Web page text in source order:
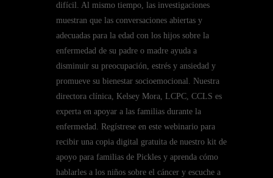
difícil. Al mismo tiempo, las investigaciones
muestran que las conversaciones abiertas y
adecuadas para la edad con los hijos sobre la
enfermedad de su padre o madre ayuda a
disminuir su preocupación, estrés y ansiedad y
promueve su bienestar socioemocional. Nuestra
directora clínica, Kelsey Mora, LCPC, CCLS es
experta en apoyar a las familias durante la
enfermedad. Regístrese en este webinario para
recibir una copia digital gratuita de nuestro kit de
apoyo para familias de Pickles y aprenda cómo
hablarles a los niños sobre el cáncer y escuche a